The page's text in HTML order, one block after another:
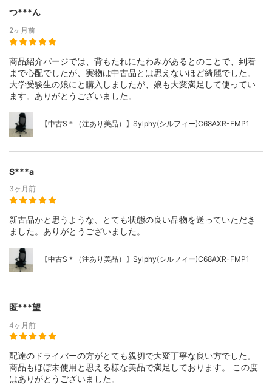
つ***ん
2ヶ月前
商品紹介パージでは、背もたれにたわみがあるとのことで、到着
まで心配でしたが、実物は中古品とは思えないほど綺麗でした。
大学受験生の娘にと購入しましたが、娘も大変満足して使ってい
ます。ありがとうございました。
【中古S＊（注あり美品）】Sylphy(シルフィー)C68AXR-FMP1
S***a
3ヶ月前
新古品かと思うような、とても状態の良い品物を送っていただき
ました。ありがとうございました。
【中古S＊（注あり美品）】Sylphy(シルフィー)C68AXR-FMP1
匿***望
4ヶ月前
配達のドライバーの方がとても親切で大変丁寧な良い方でした。
商品もほぼ未使用と思える様な美品で満足しております。 この度
はありがとうございました。